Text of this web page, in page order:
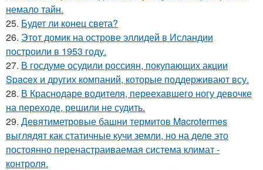
немало тайн.
25. Будет ли конец света?
26. Этот домик на острове эллидей в Исландии
построили в 1953 году.
27. В госдуме осудили россиян, покупающих акции
Spacex и других компаний, которые поддерживают всу.
28. В Краснодаре водителя, переехавшего ногу девочке
на переходе, решили не судить.
29. Девятиметровые башни термитов Macrotermes
выглядят как статичные кучи земли, но на деле это
постоянно перенастраиваемая система климат -
контроля.